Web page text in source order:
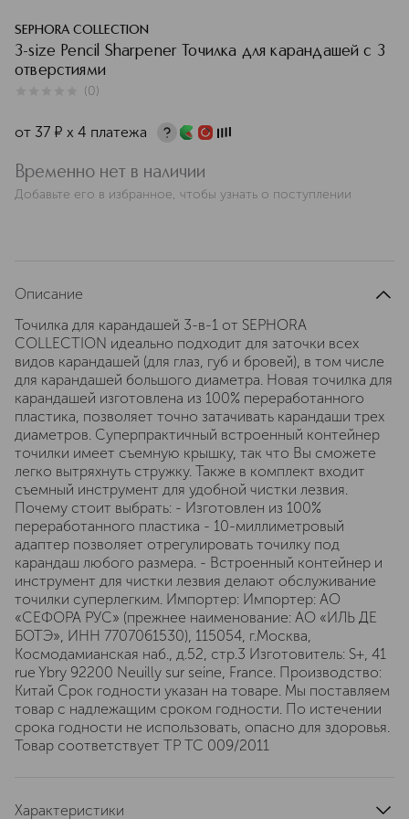
SEPHORA COLLECTION
3-size Pencil Sharpener Точилка для карандашей с 3
отверстиями
(0)
от 37 ¤ х 4 платежа
Временно нет в наличии
Добавьте его в избранное, чтобы узнать о поступлении
Описание
Точилка для карандашей 3-в-1 от SEPHORA
COLLECTION идеально подходит для заточки всех
видов карандашей (для глаз, губ и бровей), в том числе
для карандашей большого диаметра. Новая точилка для
карандашей изготовлена из 100% переработанного
пластика, позволяет точно затачивать карандаши трех
диаметров. Суперпрактичный встроенный контейнер
точилки имеет съемную крышку, так что Вы сможете
легко вытряхнуть стружку. Также в комплект входит
съемный инструмент для удобной чистки лезвия.
Почему стоит выбрать: - Изготовлен из 100%
переработанного пластика - 10-миллиметровый
адаптер позволяет отрегулировать точилку под
карандаш любого размера. - Встроенный контейнер и
инструмент для чистки лезвия делают обслуживание
точилки суперлегким. Импортер: Импортер: АО
«СЕФОРА РУС» (прежнее наименование: АО «ИЛЬ ДЕ
БОТЭ», ИНН 7707061530), 115054, г.Москва,
Космодамианская наб., д.52, стр.3 Изготовитель: S+, 41
rue Ybry 92200 Neuilly sur seine, France. Производство:
Китай Срок годности указан на товаре. Мы поставляем
товар с надлежащим сроком годности. По истечении
срока годности не использовать, опасно для здоровья.
Товар соответствует ТР ТС 009/2011
Характеристики